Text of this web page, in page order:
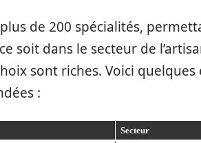
plus de 200 spécialités,
soit dans le secteur de
sont riches. Voici quelques
:
Secteur